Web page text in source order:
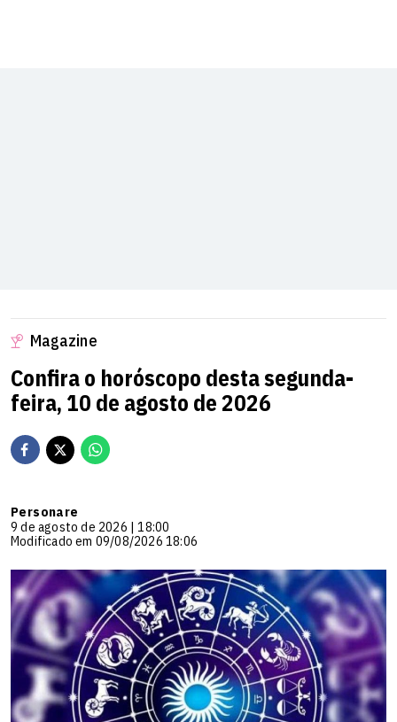
Magazine
Confira o horóscopo desta segunda-
feira, 10 de agosto de 2026
Personare
9 de agosto de 2026 | 18:00
Modificado em 09/08/2026 18:06